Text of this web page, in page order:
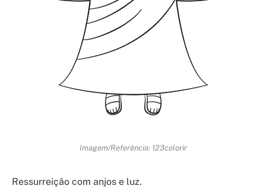
Imagem/Referência: 123colorir
Ressurreição com anjos e luz.